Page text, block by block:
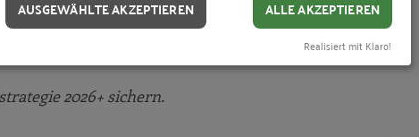
unternehmerischer Stärke.
gesunder Führung den Unterschied machen.
2026+ sichern.
AUSGEWÄHLTE AKZEPTIEREN ALLE AKZEPTIEREN
Realisiert mit Klaro!